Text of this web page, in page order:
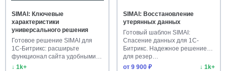
SIMAI: Ключевые
характеристики
универсального решения
Готовое решение SIMAI для
1С-Битрикс: расширьте
функционал сайта удобными
универ…
↓ 1k+
SIMAI: Восстановление
утерянных данных
Готовый шаблон SIMAI:
Спасение данных для 1С-
Битрикс. Надежное решение
для резер…
от 9 900 ₽
↓ 1k+